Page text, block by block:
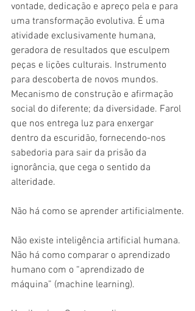
vontade, dedicação e apreço pela e para
uma transformação evolutiva. É uma
atividade exclusivamente humana,
geradora de resultados que esculpem
peças e lições culturais. Instrumento
para descoberta de novos mundos.
Mecanismo de construção e afirmação
social do diferente; da diversidade. Farol
que nos entrega luz para enxergar
dentro da escuridão, fornecendo-nos
sabedoria para sair da prisão da
ignorância, que cega o sentido da
alteridade.
Não há como se aprender artificialmente.
Não existe inteligência artificial humana.
Não há como comparar o aprendizado
humano com o “aprendizado de
máquina” (machine learning).